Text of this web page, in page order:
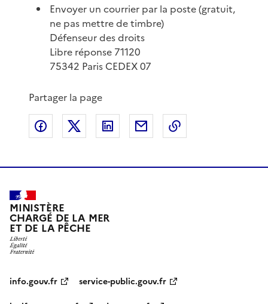
Envoyer un courrier par la poste (gratuit,
ne pas mettre de timbre)
Défenseur des droits
Libre réponse 71120
75342 Paris CEDEX 07
Partager la page
Partager sur Facebook
Partager sur XPartager sur LinkedIn
Partager par email
MINISTÈRE
CHARGÉ DE LA MER
ET DE LA PÊCHE
info.gouv.fr
service-public.gouv.fr